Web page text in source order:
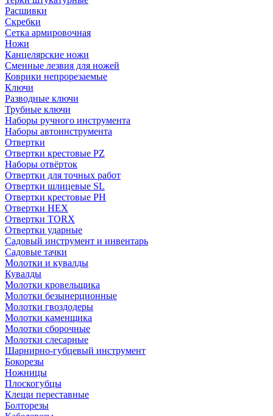
Расшивки
Скребки
Сетка армировочная
Ножи
Канцелярские ножи
Сменные лезвия для ножей
Коврики непрорезаемые
Ключи
Разводные ключи
Трубные ключи
Наборы ручного инструмента
Наборы автоинструмента
Отвертки
Отвертки крестовые PZ
Наборы отвёрток
Отвертки для точных работ
Отвертки шлицевые SL
Отвертки крестовые PH
Отвертки HEX
Отвертки TORX
Отвертки ударные
Садовый инструмент и инвентарь
Садовые тачки
Молотки и кувалды
Кувалды
Молотки кровельщика
Молотки безынерционные
Молотки гвоздодеры
Молотки каменщика
Молотки сборочные
Молотки слесарные
Шарнирно-губцевый инструмент
Бокорезы
Ножницы
Плоскогубцы
Клещи переставные
Болторезы